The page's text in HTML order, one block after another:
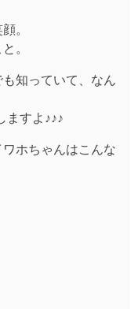
。
。
知っていて、なん
ますよ♪♪♪
ホちゃんはこんな